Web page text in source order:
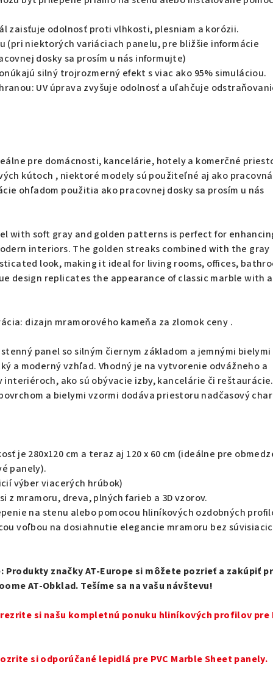
zaisťuje odolnosť proti vlhkosti, plesniam a korózii.
(pri niektorých variáciach panelu, pre bližšie informácie
dosky sa prosím u nás informujte)
silný trojrozmerný efekt s viac ako 95% simuláciou.
UV úprava zvyšuje odolnosť a uľahčuje
pre domácnosti, kancelárie, hotely a komerčné
kútoch , niektoré modely sú použiteľné aj ako pracovná
ohľadom použitia ako pracovnej dosky sa prosím u nás
with soft gray and golden patterns is perfect for
interiors. The golden streaks combined with the gray
look, making it ideal for living rooms, offices,
design replicates the appearance of classic marble with a
dizajn mramorového kameňa za zlomok ceny .
panel so silným čiernym základom a jemnými bielymi
a moderný vzhľad. Vhodný je na vytvorenie odvážneho a
interiéroch, ako sú obývacie izby, kancelárie či reštaurácie.
a bielymi vzormi dodáva priestoru nadčasový
je 280x120 cm a teraz aj 120 x 60 cm (ideálne pre
panely).
výber viacerých hrúbok)
z mramoru, dreva, plných farieb a 3D vzorov.
na stenu alebo pomocou hliníkových ozdobných
voľbou na dosiahnutie elegancie mramoru bez
Produkty značky AT-Europe si môžete pozrieť a zakúpiť
AT-Obklad. Tešíme sa na vašu návštevu!
si našu kompletnú ponuku hliníkových profilov pre
si odporúčané lepidlá pre PVC Marble Sheet panely.